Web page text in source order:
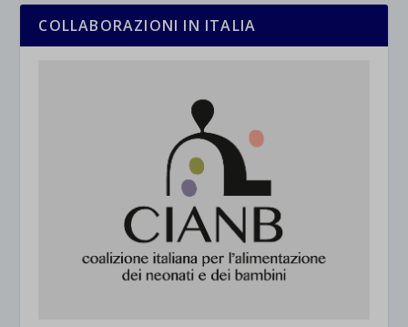
COLLABORAZIONI IN ITALIA